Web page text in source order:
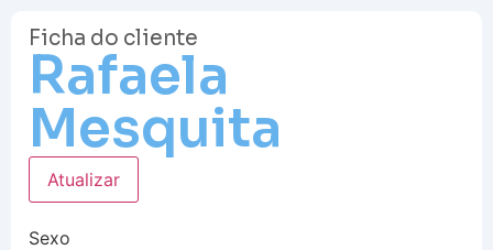
Ficha do cliente
Rafaela
Mesquita
Atualizar
Sexo